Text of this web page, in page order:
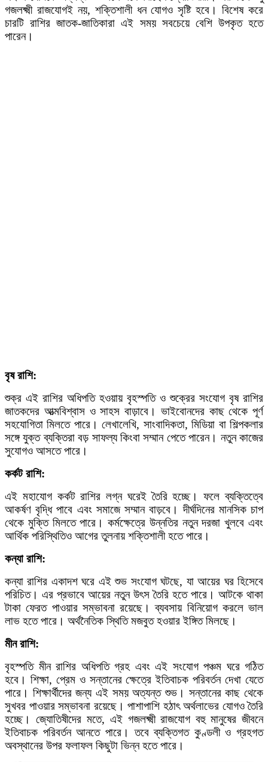
গজলক্ষ্মী রাজযোগই নয়, শক্তিশালী ধন যোগও সৃষ্টি হবে। বিশেষ করে
চারটি রাশির জাতক-জাতিকারা এই সময় সবচেয়ে বেশি উপকৃত হতে
পারেন।
বৃষ রাশি:
শুক্র এই রাশির অধিপতি হওয়ায় বৃহস্পতি ও শুক্রের সংযোগ বৃষ রাশির
জাতকদের আত্মবিশ্বাস ও সাহস বাড়াবে। ভাইবোনদের কাছ থেকে পূর্ণ
সহযোগিতা মিলতে পারে। লেখালেখি, সাংবাদিকতা, মিডিয়া বা শিল্পকলার
সঙ্গে যুক্ত ব্যক্তিরা বড় সাফল্য কিংবা সম্মান পেতে পারেন। নতুন কাজের
সুযোগও আসতে পারে।
কর্কট রাশি:
এই মহাযোগ কর্কট রাশির লগ্ন ঘরেই তৈরি হচ্ছে। ফলে ব্যক্তিত্বে
আকর্ষণ বৃদ্ধি পাবে এবং সমাজে সম্মান বাড়বে। দীর্ঘদিনের মানসিক চাপ
থেকে মুক্তি মিলতে পারে। কর্মক্ষেত্রে উন্নতির নতুন দরজা খুলবে এবং
আর্থিক পরিস্থিতিও আগের তুলনায় শক্তিশালী হতে পারে।
কন্যা রাশি:
কন্যা রাশির একাদশ ঘরে এই শুভ সংযোগ ঘটছে, যা আয়ের ঘর হিসেবে
পরিচিত। এর প্রভাবে আয়ের নতুন উৎস তৈরি হতে পারে। আটকে থাকা
টাকা ফেরত পাওয়ার সম্ভাবনা রয়েছে। ব্যবসায় বিনিয়োগ করলে ভাল
লাভ হতে পারে। অর্থনৈতিক স্থিতি মজবুত হওয়ার ইঙ্গিত মিলছে।
মীন রাশি:
বৃহস্পতি মীন রাশির অধিপতি গ্রহ এবং এই সংযোগ পঞ্চম ঘরে গঠিত
হবে। শিক্ষা, প্রেম ও সন্তানের ক্ষেত্রে ইতিবাচক পরিবর্তন দেখা যেতে
পারে। শিক্ষার্থীদের জন্য এই সময় অত্যন্ত শুভ। সন্তানের কাছ থেকে
সুখবর পাওয়ার সম্ভাবনা রয়েছে। পাশাপাশি হঠাৎ অর্থলাভের যোগও তৈরি
হচ্ছে। জ্যোতিষীদের মতে, এই গজলক্ষ্মী রাজযোগ বহু মানুষের জীবনে
ইতিবাচক পরিবর্তন আনতে পারে। তবে ব্যক্তিগত কুণ্ডলী ও গ্রহগত
অবস্থানের উপর ফলাফল কিছুটা ভিন্ন হতে পারে।